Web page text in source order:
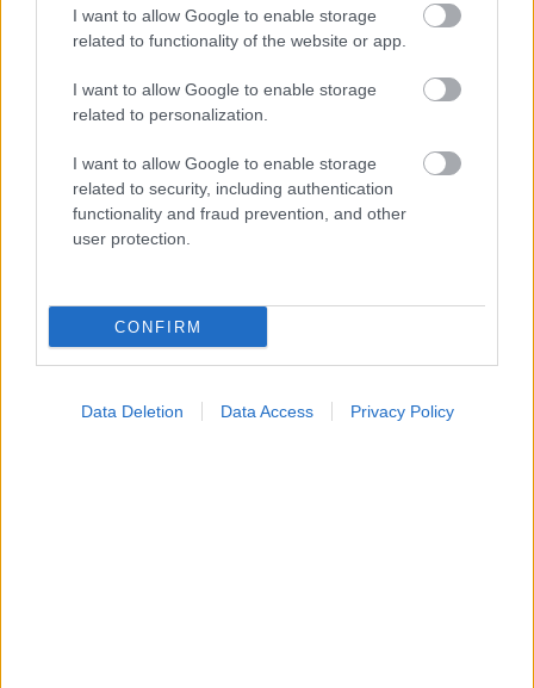
I want to allow Google to enable storage
related to functionality of the website or app.
I want to allow Google to enable storage
related to personalization.
I want to allow Google to enable storage
related to security, including authentication
functionality and fraud prevention, and other
user protection.
CONFIRM
Data Deletion Data Access Privacy Policy
Σημάδια διπολικής διαταραχής
Φυτικές ίνες και οι μορφές τους